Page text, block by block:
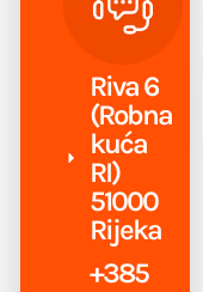
Riva 6
(Robna
kuća
RI)
51000
Rijeka
+385